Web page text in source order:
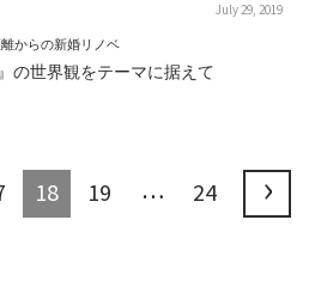
July 29, 2019
からの新婚リノベ
の世界観をテーマに据えて
18 19 … 24